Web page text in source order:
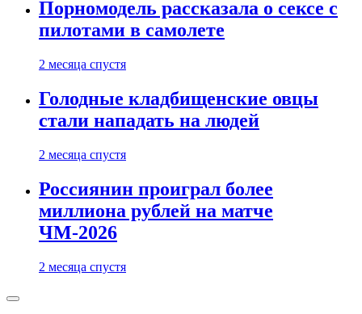
Порномодель рассказала о сексе с
пилотами в самолете
2 месяца спустя
Голодные кладбищенские овцы
стали нападать на людей
2 месяца спустя
Россиянин проиграл более
миллиона рублей на матче
ЧМ-2026
2 месяца спустя